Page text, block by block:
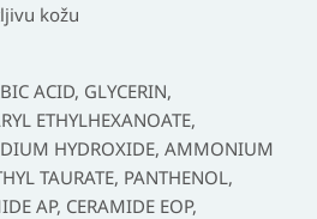
kožu
ACID, GLYCERIN,
ETHYLHEXANOATE,
HYDROXIDE, AMMONIUM
TAURATE, PANTHENOL,
AP, CERAMIDE EOP,